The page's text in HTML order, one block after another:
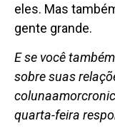
eles. Mas
gente grande.
E se você
sobre suas
quarta-feira